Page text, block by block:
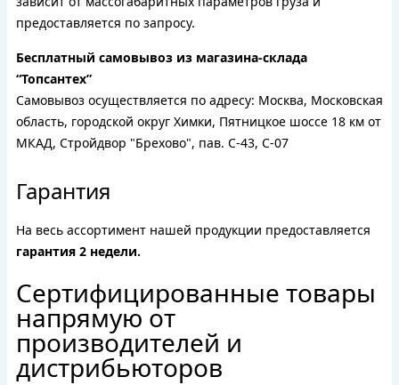
предоставляется по запросу.
Бесплатный самовывоз из магазина-склада
“Топсантех”
Самовывоз осуществляется по адресу: Москва, Московская
область, городской округ Химки, Пятницкое шоссе 18 км от
МКАД, Стройдвор "Брехово", пав. С-43, С-07
Гарантия
На весь ассортимент нашей продукции предоставляется
гарантия 2 недели.
Сертифицированные товары
напрямую от
производителей и
дистрибьюторов